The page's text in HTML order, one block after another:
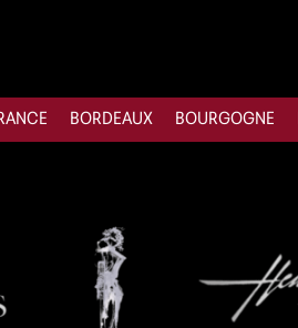
BORDEAUX BOURGOGNE